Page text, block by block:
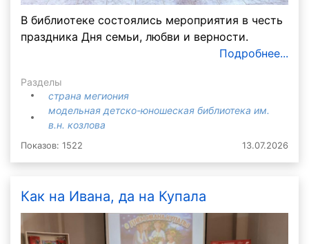
В библиотеке состоялись мероприятия в честь
праздника Дня семьи, любви и верности.
Подробнее...
Разделы
страна мегиония
модельная детско-юношеская библиотека им.
в.н. козлова
Показов: 1522 13.07.2026
Как на Ивана, да на Купала